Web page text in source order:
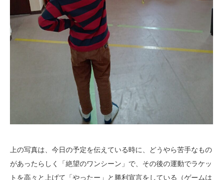
上の写真は、今日の予定を伝えている時に、どうやら苦手なもの
があったらしく「絶望のワンシーン」で、その後の運動でラケッ
トを高々と上げて「やったー」と勝利宣言をしている（ゲームは